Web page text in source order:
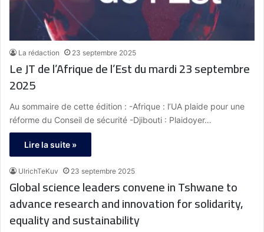
La rédaction 23 septembre 2025
Le JT de l’Afrique de l’Est du mardi 23 septembre
2025
Au sommaire de cette édition : -Afrique : l’UA plaide pour une
réforme du Conseil de sécurité -Djibouti : Plaidoyer…
Lire la suite »
UlrichTeKuv 23 septembre 2025
Global science leaders convene in Tshwane to
advance research and innovation for solidarity,
equality and sustainability